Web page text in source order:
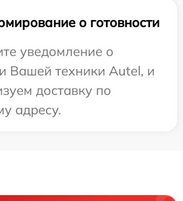
о готовности
уведомление о
Вашей техники Autel, и
доставку по
адресу.